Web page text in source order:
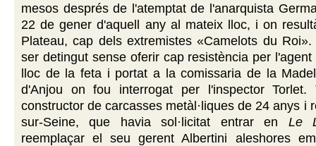
mesos després de l'atemptat de l'anarquista
22 de gener d'aquell any al mateix lloc, i on
Plateau, cap dels extremistes «Camelots du
ser detingut sense oferir cap resistència per
lloc de la feta i portat a la comissaria de la
d'Anjou on fou interrogat per l'inspector Torlet.
constructor de carcasses metàl·liques de 24 anys i
sur-Seine, que havia sol·licitat entrar en Le
reemplaçar el seu gerent Albertini aleshores